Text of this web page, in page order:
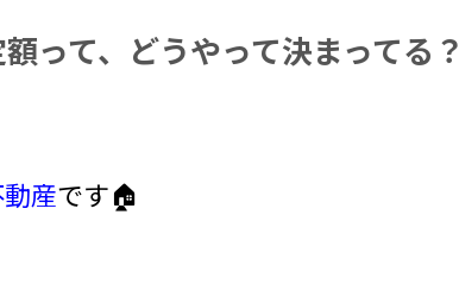
って、どうやって決まってる？
産です🏠